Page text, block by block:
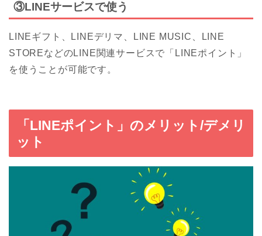
③LINEサービスで使う
LINEギフト、LINEデリマ、LINE MUSIC、LINE
STOREなどのLINE関連サービスで「LINEポイント」
を使うことが可能です。
「LINEポイント」のメリット/デメリ
ット